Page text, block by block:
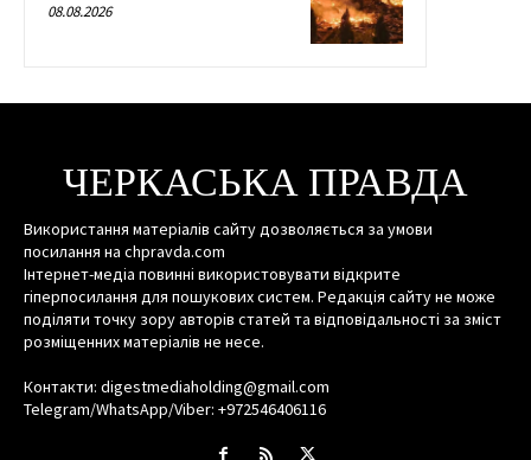
08.08.2026
ЧЕРКАСЬКА ПРАВДА
Використання матеріалів сайту дозволяється за умови
посилання на chpravda.com
Інтернет-медіа повинні використовувати відкрите
гіперпосилання для пошукових систем. Редакція сайту не може
поділяти точку зору авторів статей та відповідальності за зміст
розміщенних матеріалів не несе.
Контакти: digestmediaholding@gmail.com
Telegram/WhatsApp/Viber: +972546406116